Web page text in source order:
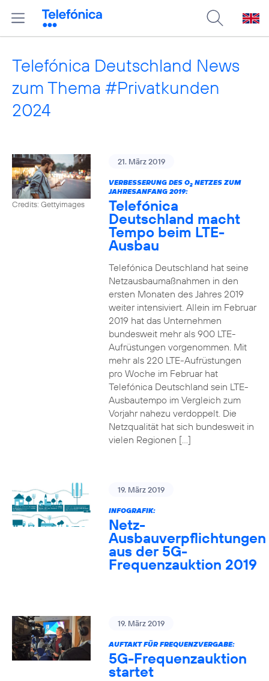
Telefónica Deutschland News
zum Thema #Privatkunden
2024
Credits: Gettyimages
21. März 2019
VERBESSERUNG DES O2NETZES ZUM
JAHRESANFANG 2019:
Telefónica
Deutschland macht
Tempo beim LTE-
Ausbau
Telefónica Deutschland hat seine
Netzausbaumaßnahmen in den
ersten Monaten des Jahres 2019
weiter intensiviert. Allein im Februar
2019 hat das Unternehmen
bundesweit mehr als 900 LTE-
Aufrüstungen vorgenommen. Mit
mehr als 220 LTE-Aufrüstungen
pro Woche im Februar hat
Telefónica Deutschland sein LTE-
Ausbautempo im Vergleich zum
Vorjahr nahezu verdoppelt. Die
Netzqualität hat sich bundesweit in
vielen Regionen […]
19. März 2019
INFOGRAFIK:
Netz-
Ausbauverpflichtungen
aus der 5G-
Frequenzauktion 2019
19. März 2019
AUFTAKT FÜR FREQUENZVERGABE:
5G-Frequenzauktion
startet